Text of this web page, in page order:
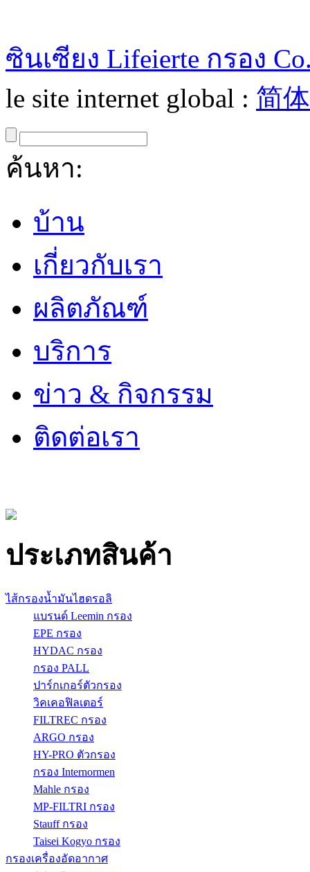
ซินเซียง Lifeierte กรอง
le site internet global : 简
ค้นหา:
บ้าน
เกี่ยวกับเรา
ผลิตภัณฑ์
บริการ
ข่าว & กิจกรรม
ติดต่อเรา
ประเภทสินค้า
ไส้กรองน้ำมันไฮดรอลิ
แบรนด์ Leemin กรอง
EPE กรอง
HYDAC กรอง
กรอง PALL
ปาร์กเกอร์ตัวกรอง
วิคเคอฟิลเตอร์
FILTREC กรอง
ARGO กรอง
HY-PRO ตัวกรอง
กรอง Internormen
Mahle กรอง
MP-FILTRI กรอง
Stauff กรอง
Taisei Kogyo กรอง
กรองเครื่องอัดอากาศ